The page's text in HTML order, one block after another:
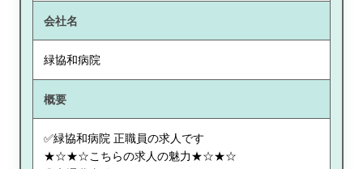
会社名
緑協和病院
概要
✅緑協和病院 正職員の求人です
★☆★☆こちらの求人の魅力★☆★☆